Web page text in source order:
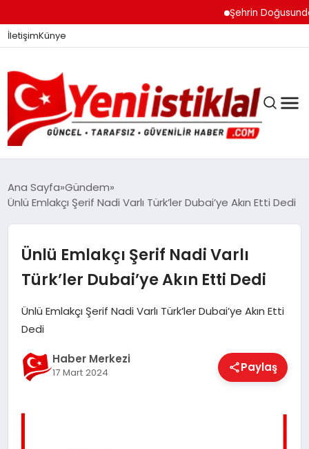
Şehrin Doğusundan
İletişimKünye
GÜNDEM
DÜNYA
EĞITIM
EKONOMI
Ana Sayfa Gündem
Ünlü Emlakçı Şerif Nadi Varlı Türk’ler Dubai’ye Akın Etti Dedi
Ünlü Emlakçı Şerif Nadi Varlı
Türk’ler Dubai’ye Akın Etti Dedi
Ünlü Emlakçı Şerif Nadi Varlı Türk’ler Dubai’ye Akın Etti
Dedi
Haber Merkezi
17 Mart 2024 Paylaş